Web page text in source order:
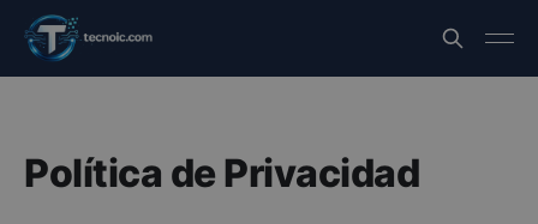
Política de Privacidad